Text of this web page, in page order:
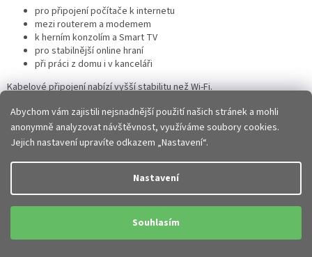
Abychom vám zajistili nejsnadnější použití našich stránek a mohli
anonymně analyzovat návštěvnost, využíváme soubory cookies.
Jejich nastavení upravíte odkazem „Nastavení“.
Nastavení
Souhlasím
pro připojení počítače k internetu
mezi routerem a modemem
k herním konzolím a Smart TV
pro stabilnější online hraní
při práci z domu i v kanceláři
Kabelové připojení nabízí vyšší stabilitu než Wi-Fi.
Jaké typy síťových kabelů existují?
V nabídce najdete různé varianty podle využití:
internetové kabely RJ45
ploché LAN kabely
dlouhé ethernet kabely pro domácnost i kancelář